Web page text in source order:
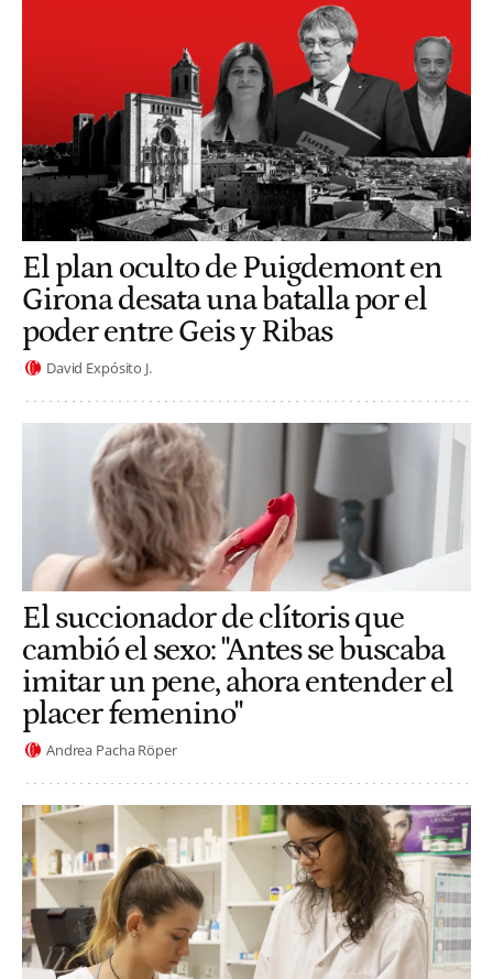
El plan oculto de Puigdemont en
Girona desata una batalla por el
poder entre Geis y Ribas
David Expósito J.
El succionador de clítoris que
cambió el sexo: "Antes se buscaba
imitar un pene, ahora entender el
placer femenino"
Andrea Pacha Röper